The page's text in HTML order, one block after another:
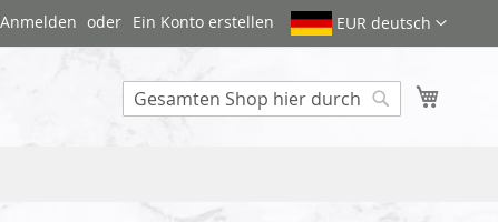
EUR deutsch
Anmelden Ein Konto erstellen